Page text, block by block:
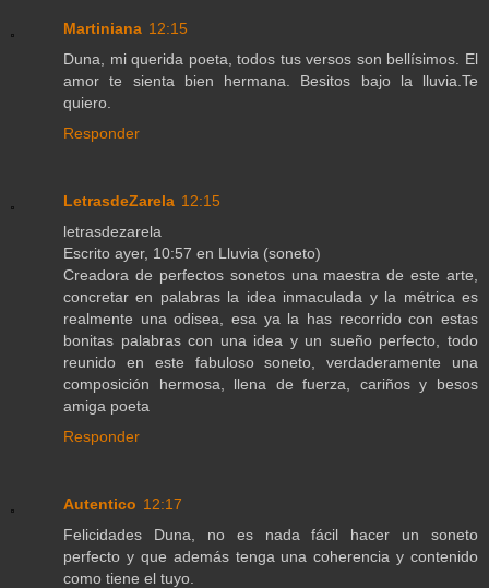
Martiniana 12:15
Duna, mi querida poeta, todos tus versos son bellísimos. El
amor te sienta bien hermana. Besitos bajo la lluvia.Te
quiero.
Responder
LetrasdeZarela 12:15
letrasdezarela
Escrito ayer, 10:57 en Lluvia (soneto)
Creadora de perfectos sonetos una maestra de este arte,
concretar en palabras la idea inmaculada y la métrica es
realmente una odisea, esa ya la has recorrido con estas
bonitas palabras con una idea y un sueño perfecto, todo
reunido en este fabuloso soneto, verdaderamente una
composición hermosa, llena de fuerza, cariños y besos
amiga poeta
Responder
Autentico 12:17
Felicidades Duna, no es nada fácil hacer un soneto
perfecto y que además tenga una coherencia y contenido
como tiene el tuyo.